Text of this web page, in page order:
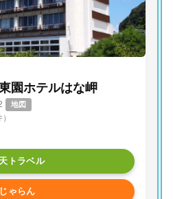
園ホテルはな岬
地図
トラベル
じゃらん